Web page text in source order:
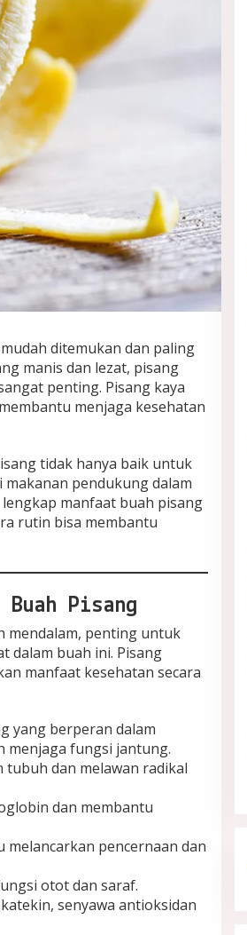
ditemukan dan paling
manis dan lezat, pisang
penting. Pisang kaya
menjaga kesehatan
tidak hanya baik untuk
pendukung dalam
manfaat buah pisang
rutin bisa membantu
Pisang
mendalam, penting untuk
dalam buah ini. Pisang
manfaat kesehatan secara
yang berperan dalam
menjaga fungsi jantung.
dan melawan radikal
dan membantu
melancarkan pencernaan dan
otot dan saraf.
senyawa antioksidan